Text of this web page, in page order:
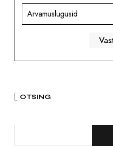
Arvamuslugusid
OTSING